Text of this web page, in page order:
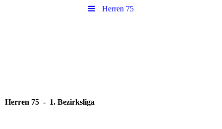
Herren 75
Herren 75 - 1. Bezirksliga